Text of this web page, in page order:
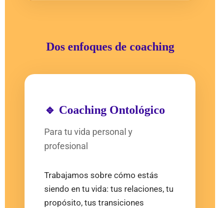
Dos enfoques de coaching
🔹 Coaching Ontológico
Para tu vida personal y
profesional
Trabajamos sobre cómo estás
siendo en tu vida: tus relaciones, tu
propósito, tus transiciones